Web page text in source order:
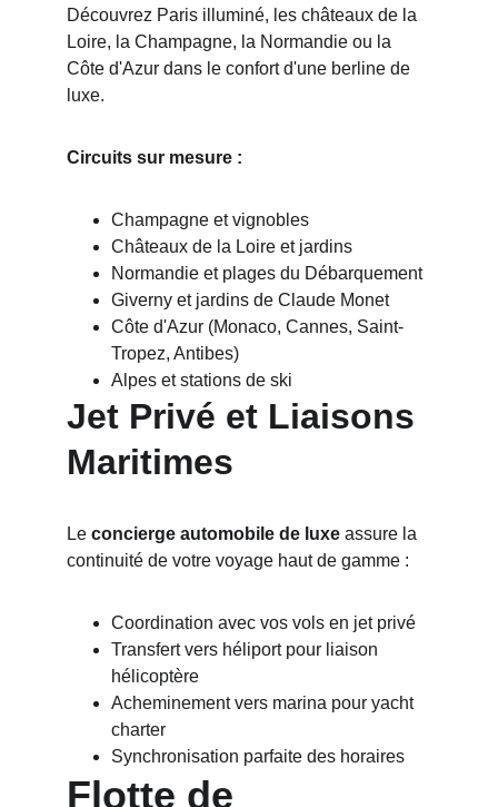
Découvrez Paris illuminé, les châteaux de la
Loire, la Champagne, la Normandie ou la
Côte d'Azur dans le confort d'une berline de
luxe.
Circuits sur mesure :
Champagne et vignobles
Châteaux de la Loire et jardins
Normandie et plages du Débarquement
Giverny et jardins de Claude Monet
Côte d'Azur (Monaco, Cannes, Saint-
Tropez, Antibes)
Alpes et stations de ski
Jet Privé et Liaisons
Maritimes
Le concierge automobile de luxe assure la
continuité de votre voyage haut de gamme :
Coordination avec vos vols en jet privé
Transfert vers héliport pour liaison
hélicoptère
Acheminement vers marina pour yacht
charter
Synchronisation parfaite des horaires
Flotte de